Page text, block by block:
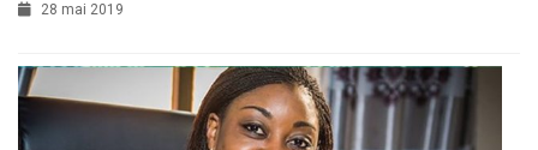
28 mai 2019